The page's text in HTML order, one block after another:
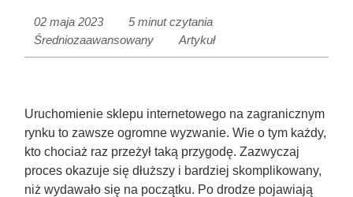
02 maja 2023
5 minut czytania
Średniozaawansowany
Artykuł
Uruchomienie sklepu internetowego na zagranicznym
rynku to zawsze ogromne wyzwanie. Wie o tym każdy,
kto chociaż raz przeżył taką przygodę. Zazwyczaj
proces okazuje się dłuższy i bardziej skomplikowany,
niż wydawało się na początku. Po drodze pojawiają